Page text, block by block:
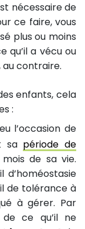
nécessaire de
ce faire, vous
plus ou moins
qu’il a vécu ou
au contraire.
enfants, cela
:
l’occasion de
sa période de
de sa vie.
d’homéostasie
de tolérance à
à gérer. Par
ce qu’il ne